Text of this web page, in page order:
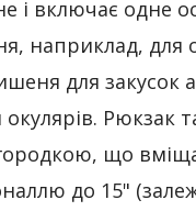
і включає одне
наприклад, для
для
окулярів.
що
до 15"